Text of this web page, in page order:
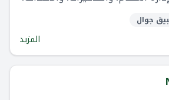
البريد الإلكتروني وغيرها.
جوال
المزيد